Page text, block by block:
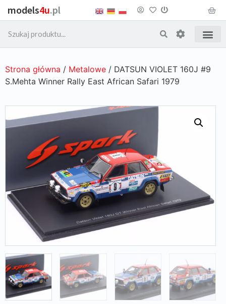
models4u.pl
Strona główna / Metalowe / DATSUN VIOLET 160J #9
S.Mehta Winner Rally East African Safari 1979